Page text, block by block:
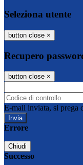
Seleziona utente
button close ×
Recupero
button close ×
E-mail inviata, si prega
Errore
Chiudi
Successo